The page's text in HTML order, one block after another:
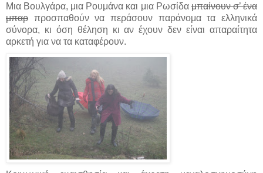
Μια Βουλγάρα, μια Ρουμάνα και μια Ρωσίδαμπαίνουν σ’ ένα
μπαρ προσπαθούν να περάσουν παράνομα τα ελληνικά
σύνορα, κι όση θέληση κι αν έχουν δεν είναι απαραίτητα
αρκετή για να τα καταφέρουν.